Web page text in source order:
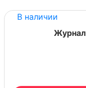
В наличии
Журнал